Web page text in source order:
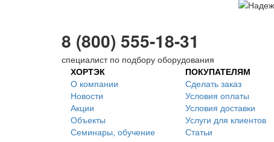
8 (800) 555-18-31
специалист по подбору оборудования
ХОРТЭК
О компании
Новости
Акции
Объекты
Семинары, обучение
ПОКУПАТЕЛЯМ
Сделать заказ
Условия оплаты
Условия доставки
Услуги для клиентов
Статьи